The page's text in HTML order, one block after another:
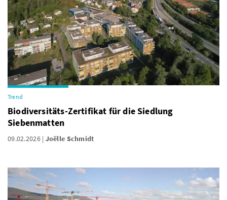
Trend
Biodiversitäts-Zertifikat für die Siedlung
Siebenmatten
09.02.2026 Joëlle Schmidt